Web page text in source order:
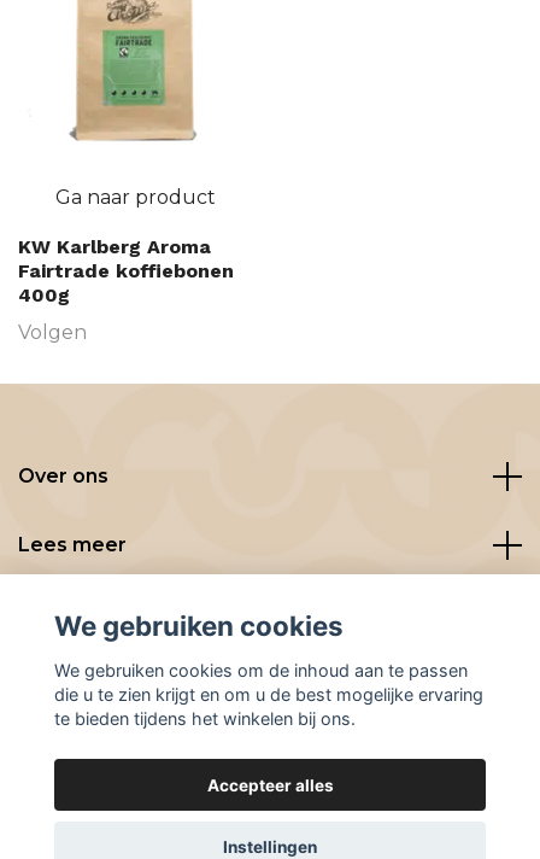
Ga naar product
KW Karlberg Aroma
Fairtrade koffiebonen
400g
Volgen
Over ons
Lees meer
Social media
© 2026 BeanBuddies
We gebruiken cookies
We gebruiken cookies om de inhoud aan te passen
die u te zien krijgt en om u de best mogelijke ervaring
te bieden tijdens het winkelen bij ons.
Accepteer alles
Instellingen